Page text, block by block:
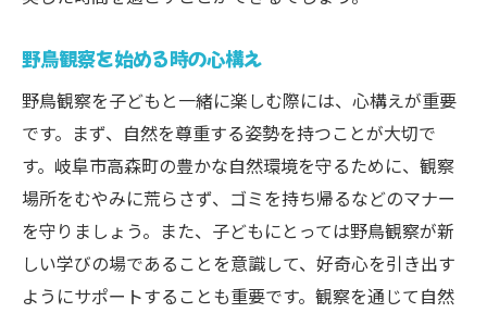
野鳥観察を始める時の心構え
野鳥観察を子どもと一緒に楽しむ際には、心構えが重要
です。まず、自然を尊重する姿勢を持つことが大切で
す。岐阜市高森町の豊かな自然環境を守るために、観察
場所をむやみに荒らさず、ゴミを持ち帰るなどのマナー
を守りましょう。また、子どもにとっては野鳥観察が新
しい学びの場であることを意識して、好奇心を引き出す
ようにサポートすることも重要です。観察を通じて自然